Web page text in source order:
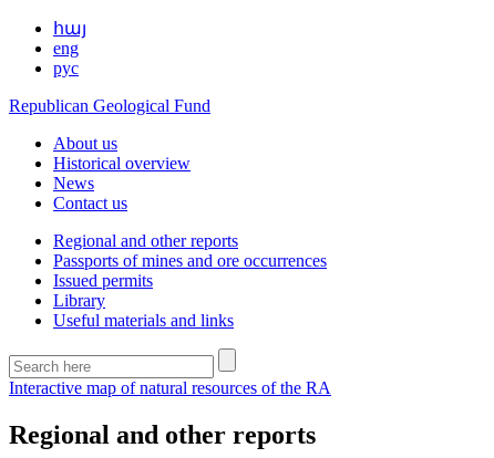
հայ
eng
рус
Republican Geological Fund
About us
Historical overview
News
Contact us
Regional and other reports
Passports of mines and ore occurrences
Issued permits
Library
Useful materials and links
Interactive map of natural resources of the RA
Regional and other reports